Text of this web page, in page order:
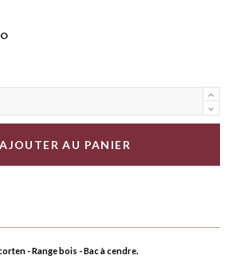
AJOUTER AU PANIER
- Range bois - Bac à cendre.